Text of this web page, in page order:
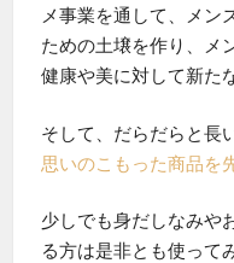
メ事業を通して、メン
ための土壌を作り、メ
健康や美に対して新た
そして、だらだらと長
思いのこもった商品を
少しでも身だしなみや
る方は是非とも使って